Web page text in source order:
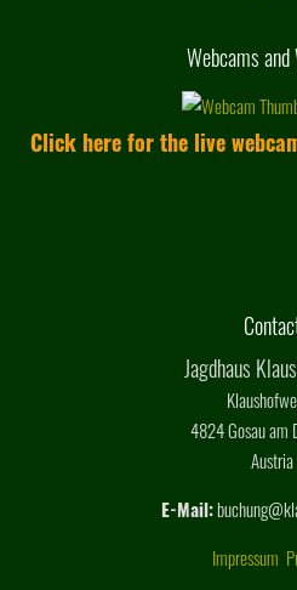
Webcams
Click here for the live
Jagdhaus
4824 Gosau am
Austria
E-Mail:
Impressum